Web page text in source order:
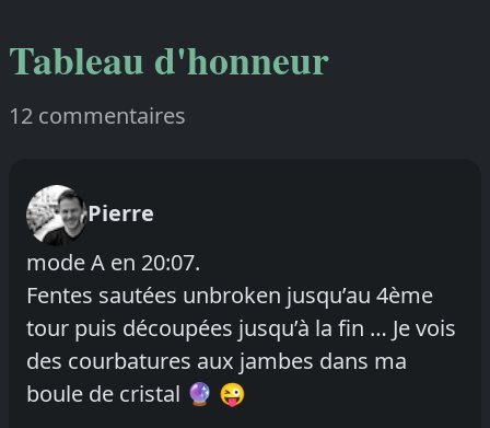
Tableau d'honneur
12 commentaires
Pierre
mode A en 20:07.
Fentes sautées unbroken jusqu’au 4ème
tour puis découpées jusqu’à la fin … Je vois
des courbatures aux jambes dans ma
boule de cristal 🔮 😜